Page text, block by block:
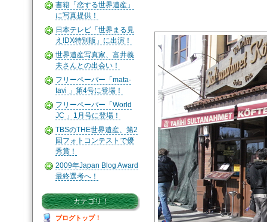
書籍「恋する世界遺産」
に写真提供！
日本テレビ「世界まる見
え!DX特別版」に出演！
世界遺産写真家、富井義
夫さんとの出会い！
フリーペーパー「mata-
tavi 」第4号に登場！
フリーペーパー「World
JC 」1月号に登場！
TBSのTHE世界遺産、第2
回フォトコンテストで優
秀賞！
2009年Japan Blog Award
最終選考へ！
カテゴリ！
ブログトップ！